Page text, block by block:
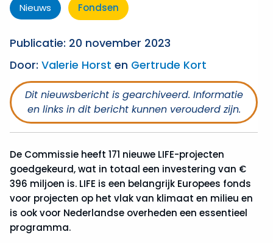
Nieuws Fondsen
Publicatie: 20 november 2023
Door: Valerie Horst en Gertrude Kort
Dit nieuwsbericht is gearchiveerd. Informatie
en links in dit bericht kunnen verouderd zijn.
De Commissie heeft 171 nieuwe LIFE-projecten
goedgekeurd, wat in totaal een investering van €
396 miljoen is. LIFE is een belangrijk Europees fonds
voor projecten op het vlak van klimaat en milieu en
is ook voor Nederlandse overheden een essentieel
programma.